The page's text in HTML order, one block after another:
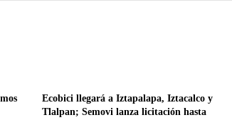
Ecobici llegará a Iztapalapa, Iztacalco y
Tlalpan; Semovi lanza licitación hasta